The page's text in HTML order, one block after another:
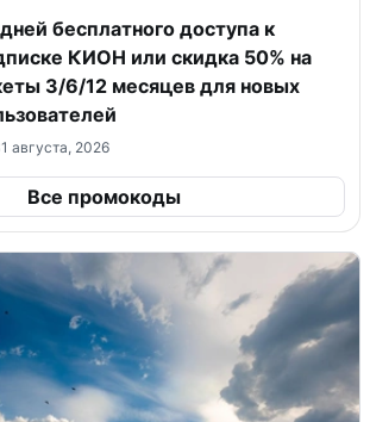
бесплатного доступа к
КИОН или скидка 50% на
3/6/12 месяцев для новых
августа, 2026
Все промокоды